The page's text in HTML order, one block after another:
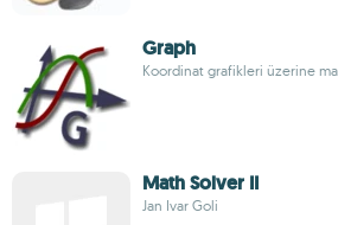
Graph
Koordinat grafikleri üzerine
Math Solver II
Jan Ivar Goli